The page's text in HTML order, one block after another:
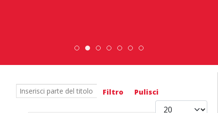
DiscoverEu Inclusion
ESC » Volontariato
Scambio Giovanile » 19 - 28
Scopri dove sono i
Inserisci parte del titolo Filtro Pulisci
Visualizza #